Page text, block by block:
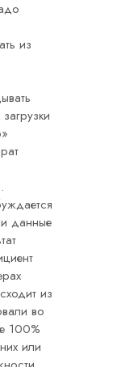
из
данные
из
во
100%
или